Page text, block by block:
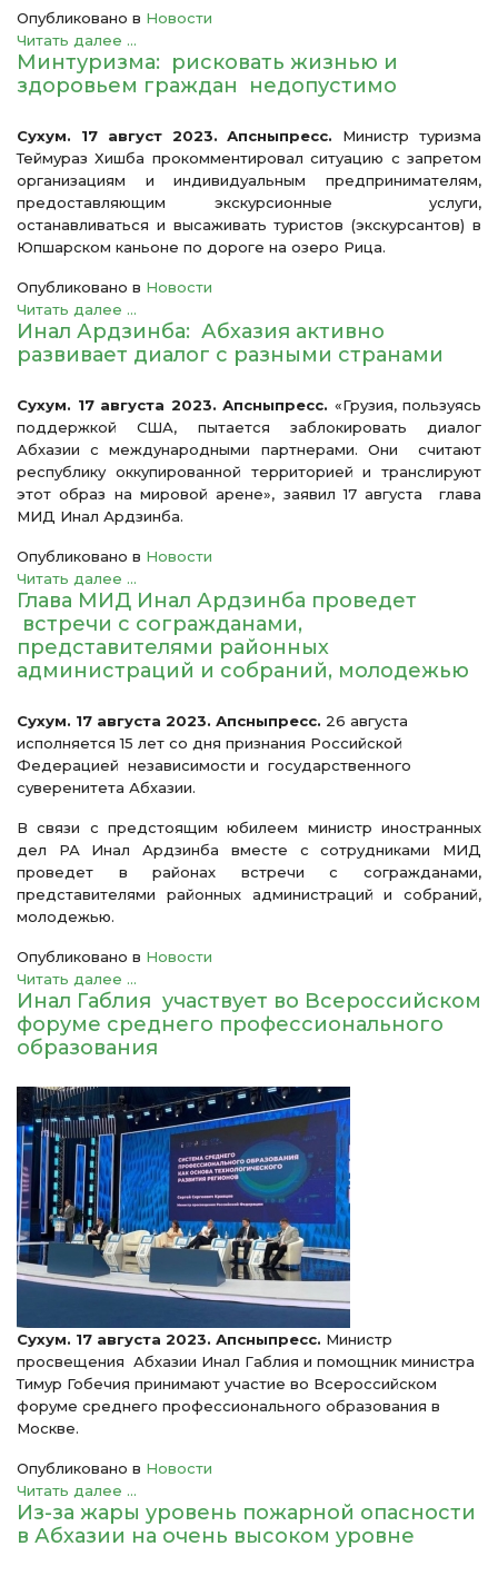
Опубликовано в Новости
Читать далее ...
Минтуризма: рисковать жизнью и
здоровьем граждан недопустимо
Сухум. 17 август 2023. Апсныпресс. Министр туризма
Теймураз Хишба прокомментировал ситуацию с запретом
организациям и индивидуальным предпринимателям,
предоставляющим экскурсионные услуги,
останавливаться и высаживать туристов (экскурсантов) в
Юпшарском каньоне по дороге на озеро Рица.
Опубликовано в Новости
Читать далее ...
Инал Ардзинба: Абхазия активно
развивает диалог с разными странами
Сухум. 17 августа 2023. Апсныпресс. «Грузия, пользуясь
поддержкой США, пытается заблокировать диалог
Абхазии с международными партнерами. Они считают
республику оккупированной территорией и транслируют
этот образ на мировой арене», заявил 17 августа глава
МИД Инал Ардзинба.
Опубликовано в Новости
Читать далее ...
Глава МИД Инал Ардзинба проведет
встречи с согражданами,
представителями районных
администраций и собраний, молодежью
Сухум. 17 августа 2023. Апсныпресс. 26 августа
исполняется 15 лет со дня признания Российской
Федерацией независимости и государственного
суверенитета Абхазии.
В связи с предстоящим юбилеем министр иностранных
дел РА Инал Ардзинба вместе с сотрудниками МИД
проведет в районах встречи с согражданами,
представителями районных администраций и собраний,
молодежью.
Опубликовано в Новости
Читать далее ...
Инал Габлия участвует во Всероссийском
форуме среднего профессионального
образования
Сухум. 17 августа 2023. Апсныпресс. Министр
просвещения Абхазии Инал Габлия и помощник министра
Тимур Гобечия принимают участие во Всероссийском
форуме среднего профессионального образования в
Москве.
Опубликовано в Новости
Читать далее ...
Из-за жары уровень пожарной опасности
в Абхазии на очень высоком уровне